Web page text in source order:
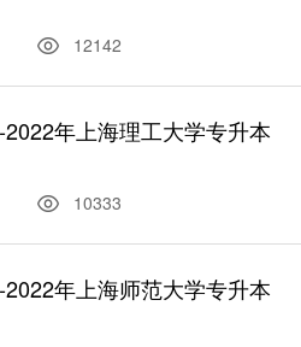
12142
2022年上海理工大学专升本
10333
2022年上海师范大学专升本